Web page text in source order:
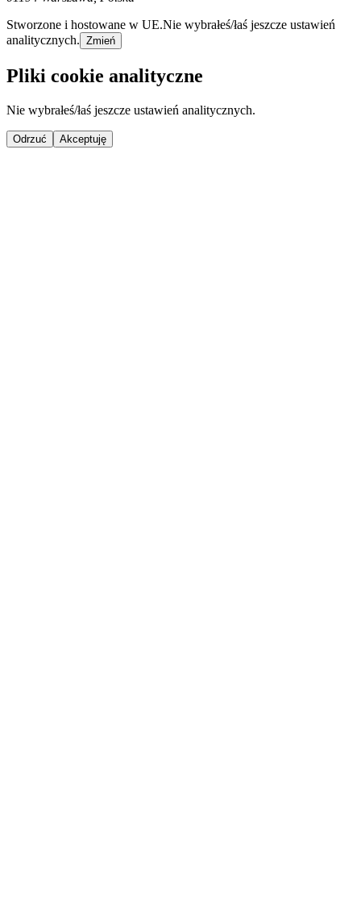
Stworzone i hostowane w UE.Nie wybrałeś/łaś jeszcze ustawień
analitycznych. Zmień
Pliki cookie analityczne
Nie wybrałeś/łaś jeszcze ustawień analitycznych.
Odrzuć Akceptuję